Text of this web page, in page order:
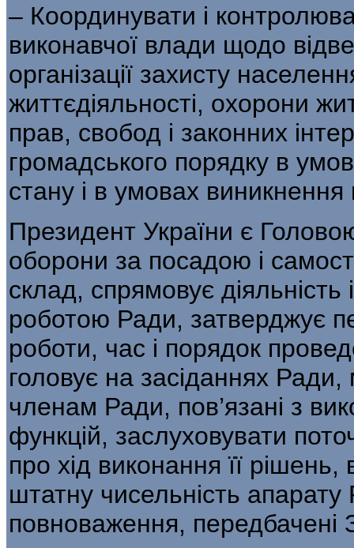
– Координувати і
виконавчої влади щодо
організації захисту
життєдіяльності, охорони
прав, свобод і законних
громадського порядку в
стану і в умовах виникнення
Президент України є
оборони за посадою і
склад, спрямовує діяльність
роботою Ради, затверджує
роботи, час і порядок
головує на засіданнях
членам Ради, пов’язані з
функцій, заслуховувати
про хід виконання її рішень,
штатну чисельність
повноваження, передбачені